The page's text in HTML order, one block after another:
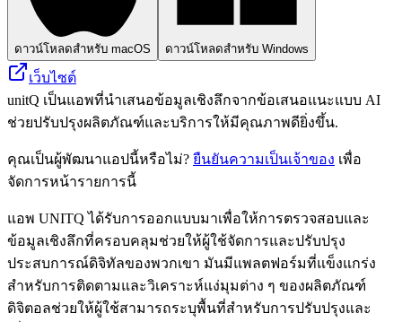
ดาวน์โหลดสำหรับ macOS ดาวน์โหลดสำหรับ Windows
เว็บไซต์
unitQ เป็นแอพที่นำเสนอข้อมูลเชิงลึกจากข้อเสนอแนะแบบ AI
ช่วยปรับปรุงผลิตภัณฑ์และบริการให้มีคุณภาพดียิ่งขึ้น.
คุณเป็นผู้พัฒนาแอปนี้หรือไม่? ยืนยันความเป็นเจ้าของ เพื่อ
จัดการหน้ารายการนี้
แอพ UNITQ ได้รับการออกแบบมาเพื่อให้การตรวจสอบและ
ข้อมูลเชิงลึกที่ครอบคลุมช่วยให้ผู้ใช้จัดการและปรับปรุง
ประสบการณ์ดิจิทัลของพวกเขา มันมีแพลตฟอร์มที่แข็งแกร่ง
สำหรับการติดตามและวิเคราะห์แง่มุมต่าง ๆ ของผลิตภัณฑ์
ดิจิตอลช่วยให้ผู้ใช้สามารถระบุพื้นที่สำหรับการปรับปรุงและ